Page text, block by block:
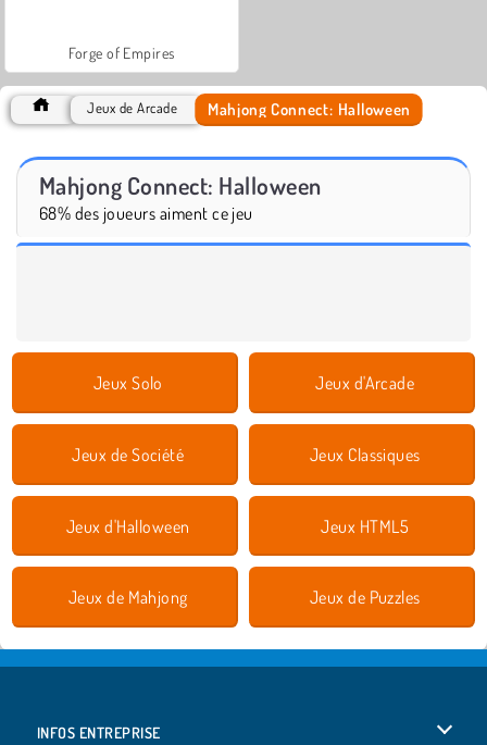
Forge of Empires
Jeux de Arcade Mahjong Connect: Halloween
Mahjong Connect: Halloween
68% des joueurs aiment ce jeu
Jeux Solo Jeux d'Arcade
Jeux de Société Jeux Classiques
Jeux d'Halloween Jeux HTML5
Jeux de Mahjong Jeux de Puzzles
INFOS ENTREPRISE